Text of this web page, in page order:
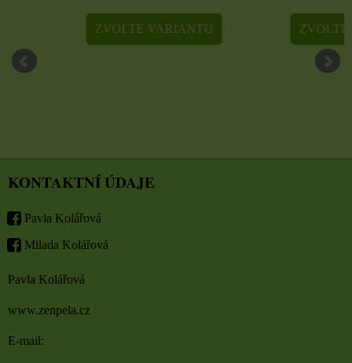
ZVOLTE VARIANTU ZVOLTE
KONTAKTNÍ ÚDAJE
Pavla Kolářová
Milada Kolářová
Pavla Kolářová
www.zenpela.cz
E-mail: